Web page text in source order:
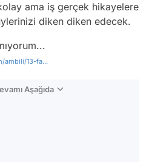
ama iş gerçek hikayelere
diken diken edecek.
ambili/13-fa...
Aşağıda